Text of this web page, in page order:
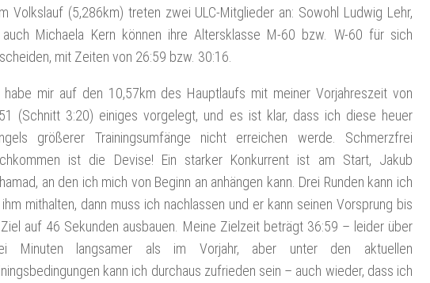
Volkslauf (5,286km) treten zwei ULC-Mitglieder an: Sowohl Ludwig Lehr,
auch Michaela Kern können ihre Altersklasse M-60 bzw. W-60 für sich
mit Zeiten von 26:59 bzw. 30:16.
habe mir auf den 10,57km des Hauptlaufs mit meiner Vorjahreszeit von
(Schnitt 3:20) einiges vorgelegt, und es ist klar, dass ich diese heuer
größerer Trainingsumfänge nicht erreichen werde. Schmerzfrei
ist die Devise! Ein starker Konkurrent ist am Start, Jakub
an den ich mich von Beginn an anhängen kann. Drei Runden kann ich
mithalten, dann muss ich nachlassen und er kann seinen Vorsprung bis
auf 46 Sekunden ausbauen. Meine Zielzeit beträgt 36:59 – leider über
Minuten langsamer als im Vorjahr, aber unter den aktuellen
kann ich durchaus zufrieden sein – auch wieder, dass ich